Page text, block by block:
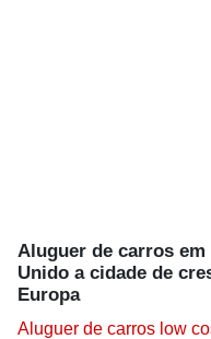
Aluguer de carros
Unido a cidade de
Europa
Aluguer de carros low